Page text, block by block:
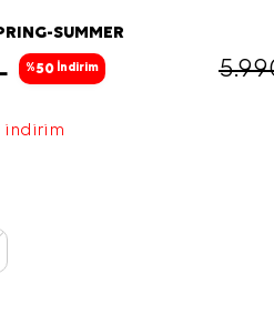
SUMMER
%50 İndirim
indirim